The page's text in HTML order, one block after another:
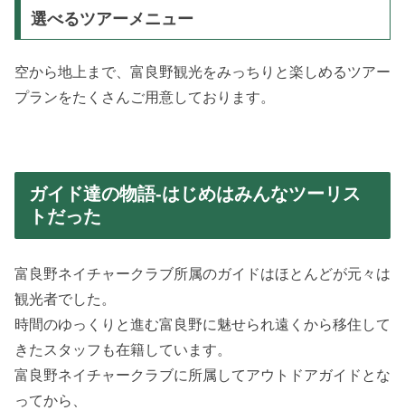
選べるツアーメニュー
空から地上まで、富良野観光をみっちりと楽しめるツアー
プランをたくさんご用意しております。
ガイド達の物語-はじめはみんなツーリス
トだった
富良野ネイチャークラブ所属のガイドはほとんどが元々は
観光者でした。
時間のゆっくりと進む富良野に魅せられ遠くから移住して
きたスタッフも在籍しています。
富良野ネイチャークラブに所属してアウトドアガイドとな
ってから、